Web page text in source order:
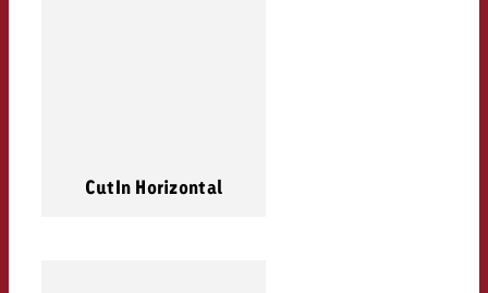
CutIn Horizontal